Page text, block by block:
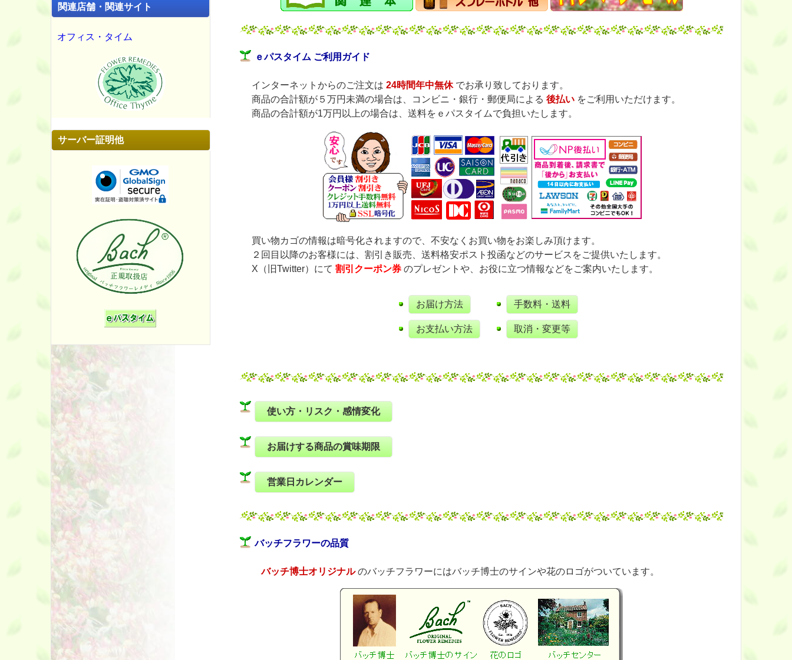
関連店舗・関連サイト
オフィス・タイム
サーバー証明他
ｅパスタイム ご利用ガイド
インターネットからのご注文は24時間年中無休でお承り致しております。
商品の合計額が５万円未満の場合は、コンビニ・銀行・郵便局による後払い をご利用いただけます。
商品の合計額が1万円以上の場合は、送料をｅパスタイムで負担いたします。
買い物カゴの情報は暗号化されますので、不安なくお買い物をお楽しみ頂けます。
２回目以降のお客様には、割引き販売、送料格安ポスト投函などのサービスをご提供いたします。
X（旧Twitter）にて割引クーポン券 のプレゼントや、お役に立つ情報などをご案内いたします。
お届け方法
お支払い方法
手数料・送料
取消・変更等
使い方・リスク・感情変化
お届けする商品の賞味期限
営業日カレンダー
バッチフラワーの品質
バッチ博士オリジナルのバッチフラワーにはバッチ博士のサインや花のロゴがついています。